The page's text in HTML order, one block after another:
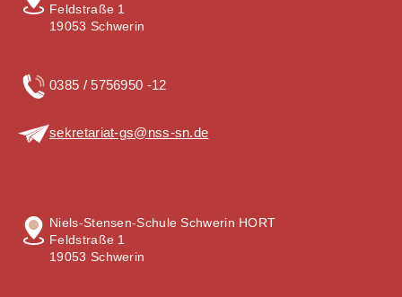
Feldstraße 1
19053 Schwerin
0385 / 5756950 -12
sekretariat-gs@nss-sn.de
Niels-Stensen-Schule Schwerin HORT
Feldstraße 1
19053 Schwerin